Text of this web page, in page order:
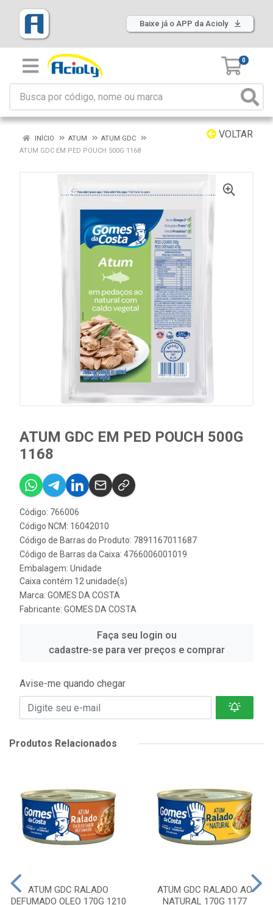
Baixe já o APP da Acioly
0
VOLTAR
INÍCIO ATUM
ATUM GDC
ATUM GDC EM PED POUCH 500G 1168
ATUM GDC EM PED POUCH 500G
1168
Código: 766006
Código NCM: 16042010
Código de Barras do Produto: 7891167011687
Código de Barras da Caixa: 4766006001019
Embalagem: Unidade
Caixa contém 12 unidade(s)
Marca: GOMES DA COSTA
Fabricante: GOMES DA COSTA
Faça seu login ou
cadastre-se para ver preços e comprar
Avise-me quando chegar
Produtos Relacionados
ATUM GDC RALADO
DEFUMADO OLEO 170G 1210
ATUM GDC RALADO AO
NATURAL 170G 1177